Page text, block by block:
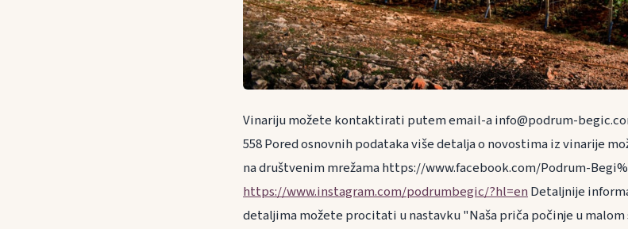
Vinariju možete kontaktirati putem email-a info@podrum-
558 Pored osnovnih podataka više detalja o novostima iz vinarije
na društvenim mrežama https://www.facebook.com/Podrum-
https://www.instagram.com/podrumbegic/?hl=enDetaljnije
detaljima možete procitati u nastavku "Naša priča počinje u malom